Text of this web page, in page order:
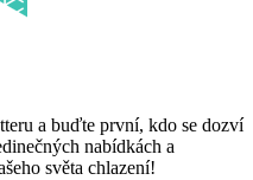
a buďte první, kdo se dozví
nabídkách a
světa chlazení!